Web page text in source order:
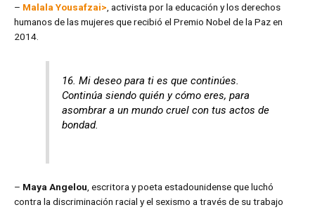
– Malala Yousafzai> , activista por la educación y los derechos
humanos de las mujeres que recibió el Premio Nobel de la Paz en
2014.
16. Mi deseo para ti es que continúes.
Continúa siendo quién y cómo eres, para
asombrar a un mundo cruel con tus actos de
bondad.
– Maya Angelou , escritora y poeta estadounidense que luchó
contra la discriminación racial y el sexismo a través de su trabajo